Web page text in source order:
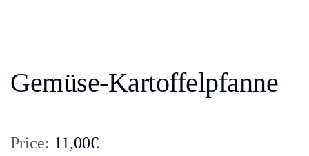
Gemüse-Kartoffelpfanne
Price: 11,00€